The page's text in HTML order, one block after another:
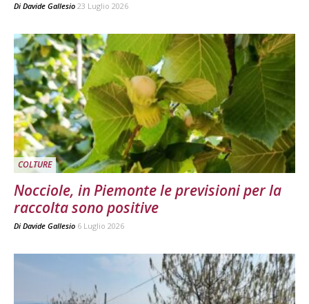
Di Davide Gallesio 23 Luglio 2026
COLTURE
Nocciole, in Piemonte le previsioni per la
raccolta sono positive
Di Davide Gallesio 6 Luglio 2026